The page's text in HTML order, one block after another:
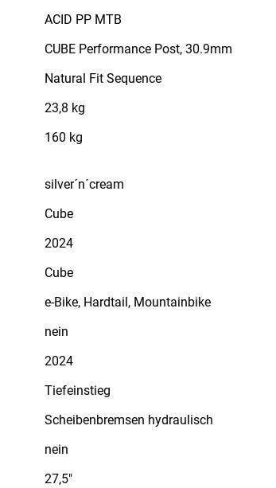
ACID PP MTB
CUBE Performance Post, 30.9mm
Natural Fit Sequence
23,8 kg
160 kg
silver´n´cream
Cube
2024
Cube
e-Bike, Hardtail, Mountainbike
nein
2024
Tiefeinstieg
Scheibenbremsen hydraulisch
nein
27,5"